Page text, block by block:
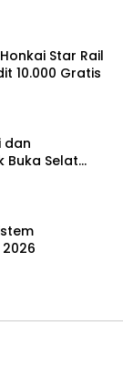
Star Rail
10.000 Gratis
dan
Buka Selat